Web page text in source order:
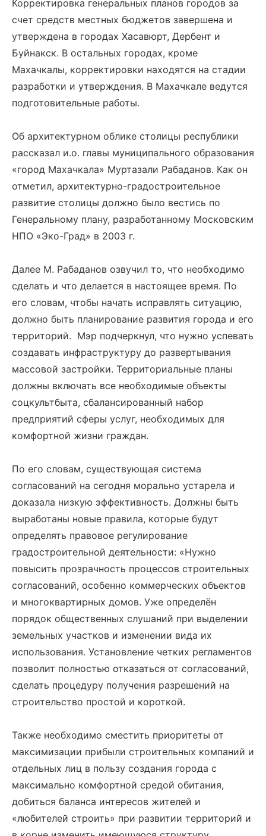
Корректировка генеральных планов городов за
счет средств местных бюджетов завершена и
утверждена в городах Хасавюрт, Дербент и
Буйнакск. В остальных городах, кроме
Махачкалы, корректировки находятся на стадии
разработки и утверждения. В Махачкале ведутся
подготовительные работы.
Об архитектурном облике столицы республики
рассказал и.о. главы муниципального образования
«город Махачкала» Муртазали Рабаданов. Как он
отметил, архитектурно-градостроительное
развитие столицы должно было вестись по
Генеральному плану, разработанному Московским
НПО «Эко-Град» в 2003 г.
Далее М. Рабаданов озвучил то, что необходимо
сделать и что делается в настоящее время. По
его словам, чтобы начать исправлять ситуацию,
должно быть планирование развития города и его
территорий. Мэр подчеркнул, что нужно успевать
создавать инфраструктуру до развертывания
массовой застройки. Территориальные планы
должны включать все необходимые объекты
соцкультбыта, сбалансированный набор
предприятий сферы услуг, необходимых для
комфортной жизни граждан.
По его словам, существующая система
согласований на сегодня морально устарела и
доказала низкую эффективность. Должны быть
выработаны новые правила, которые будут
определять правовое регулирование
градостроительной деятельности: «Нужно
повысить прозрачность процессов строительных
согласований, особенно коммерческих объектов
и многоквартирных домов. Уже определён
порядок общественных слушаний при выделении
земельных участков и изменении вида их
использования. Установление четких регламентов
позволит полностью отказаться от согласований,
сделать процедуру получения разрешений на
строительство простой и короткой.
Также необходимо сместить приоритеты от
максимизации прибыли строительных компаний и
отдельных лиц в пользу создания города с
максимально комфортной средой обитания,
добиться баланса интересов жителей и
«любителей строить» при развитии территорий и